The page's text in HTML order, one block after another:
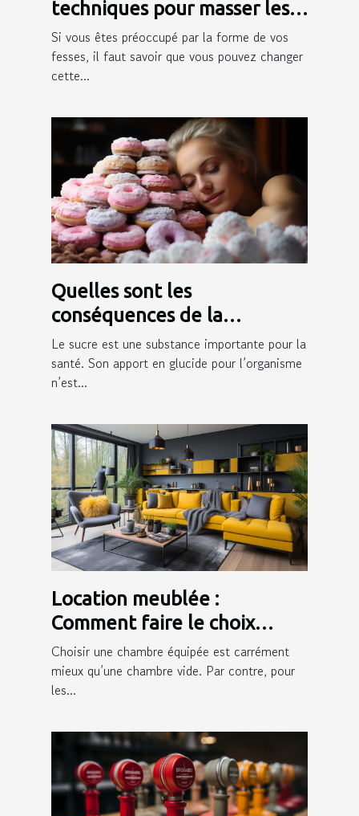
techniques pour masser les
fesses ?
Si vous êtes préoccupé par la forme de vos
fesses, il faut savoir que vous pouvez changer
cette...
Quelles sont les
conséquences de la
consommation du sucre sur
la peau ?
Le sucre est une substance importante pour la
santé. Son apport en glucide pour l’organisme
n’est...
Location meublée :
Comment faire le choix
d’une bonne assurance ?
Choisir une chambre équipée est carrément
mieux qu’une chambre vide. Par contre, pour
les...